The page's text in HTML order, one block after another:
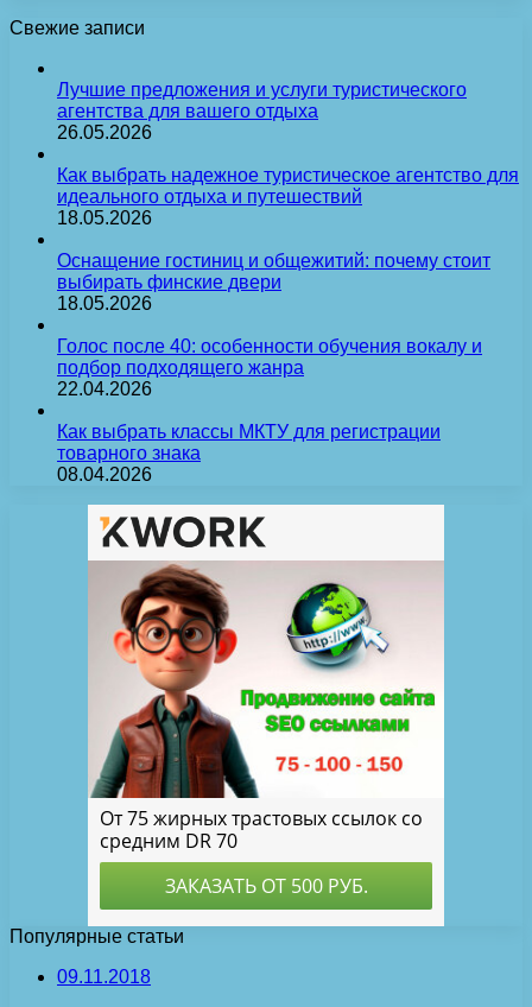
Свежие записи
Лучшие предложения и услуги туристического
агентства для вашего отдыха
26.05.2026
Как выбрать надежное туристическое агентство для
идеального отдыха и путешествий
18.05.2026
Оснащение гостиниц и общежитий: почему стоит
выбирать финские двери
18.05.2026
Голос после 40: особенности обучения вокалу и
подбор подходящего жанра
22.04.2026
Как выбрать классы МКТУ для регистрации
товарного знака
08.04.2026
Популярные статьи
09.11.2018